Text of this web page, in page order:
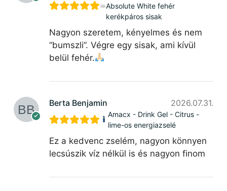
Absolute White fehér
kerékpáros sisak
Nagyon szeretem, kényelmes és nem
“bumszli”. Végre egy sisak, ami kívül
belül fehér.
Berta Benjamin 2026.07.31.
Amacx - Drink Gel - Citrus -
lime-os energiazselé
Ez a kedvenc zselém, nagyon könnyen
lecsúszik víz nélkül is és nagyon finom